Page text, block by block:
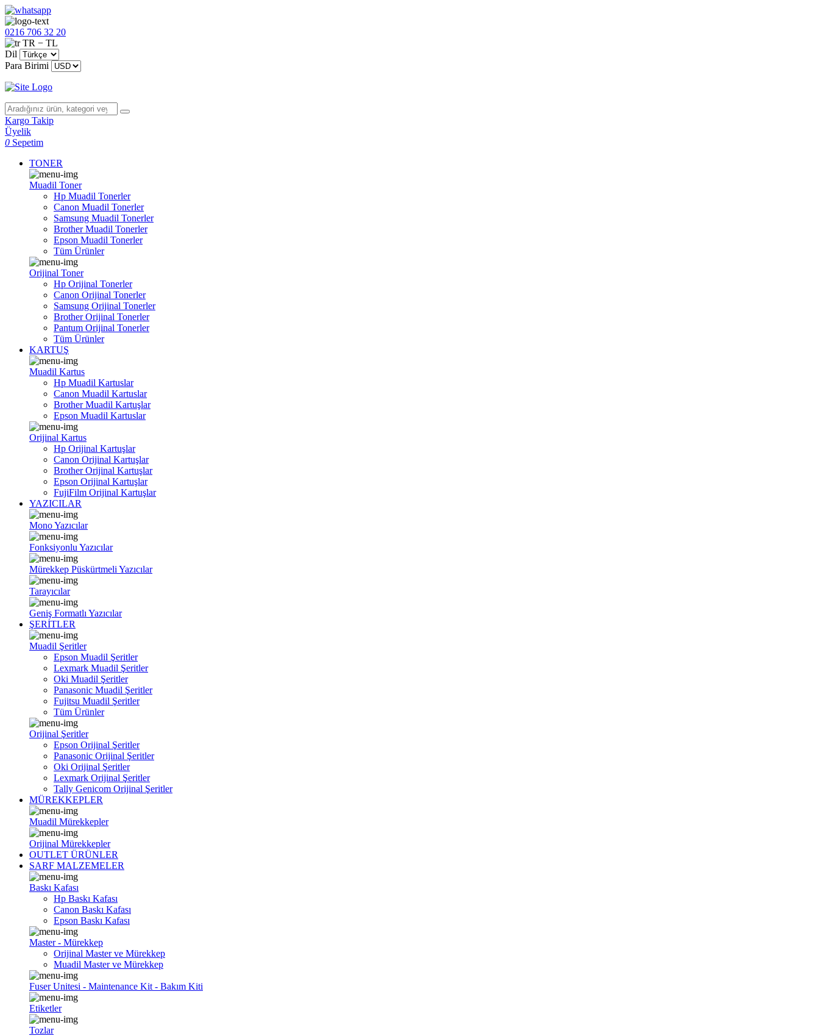
0216 706 32 20
TR − TL
Dil
Para Birimi
Kargo Takip
Üyelik
0 Sepetim
TONER
Muadil Toner
Hp Muadil Tonerler
Canon Muadil Tonerler
Samsung Muadil Tonerler
Brother Muadil Tonerler
Epson Muadil Tonerler
Tüm Ürünler
Orijinal Toner
Hp Orijinal Tonerler
Canon Orijinal Tonerler
Samsung Orijinal Tonerler
Brother Orijinal Tonerler
Pantum Orijinal Tonerler
Tüm Ürünler
KARTUŞ
Muadil Kartus
Hp Muadil Kartuslar
Canon Muadil Kartuslar
Brother Muadil Kartuşlar
Epson Muadil Kartuslar
Orijinal Kartus
Hp Orijinal Kartuşlar
Canon Orijinal Kartuşlar
Brother Orijinal Kartuşlar
Epson Orijinal Kartuşlar
FujiFilm Orijinal Kartuşlar
YAZICILAR
Mono Yazıcılar
Fonksiyonlu Yazıcılar
Mürekkep Püskürtmeli Yazıcılar
Tarayıcılar
Geniş Formatlı Yazıcılar
ŞERİTLER
Muadil Şeritler
Epson Muadil Şeritler
Lexmark Muadil Şeritler
Oki Muadil Şeritler
Panasonic Muadil Şeritler
Fujitsu Muadil Şeritler
Tüm Ürünler
Orijinal Şeritler
Epson Orijinal Şeritler
Panasonic Orijinal Şeritler
Oki Orijinal Şeritler
Lexmark Orijinal Şeritler
Tally Genicom Orijinal Şeritler
MÜREKKEPLER
Muadil Mürekkepler
Orijinal Mürekkepler
OUTLET ÜRÜNLER
SARF MALZEMELER
Baskı Kafası
Hp Baskı Kafası
Canon Baskı Kafası
Epson Baskı Kafası
Master - Mürekkep
Orijinal Master ve Mürekkep
Muadil Master ve Mürekkep
Fuser Unitesi - Maintenance Kit - Bakım Kiti
Etiketler
Tozlar